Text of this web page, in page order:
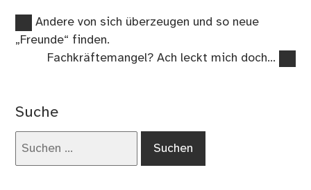
Beitragsnavigation
Vorheriger
Beitrag:
Andere von sich überzeugen und so neue
„Freunde“ finden.
Nächster
Fachkräftemangel? Ach leckt mich doch…
Suche